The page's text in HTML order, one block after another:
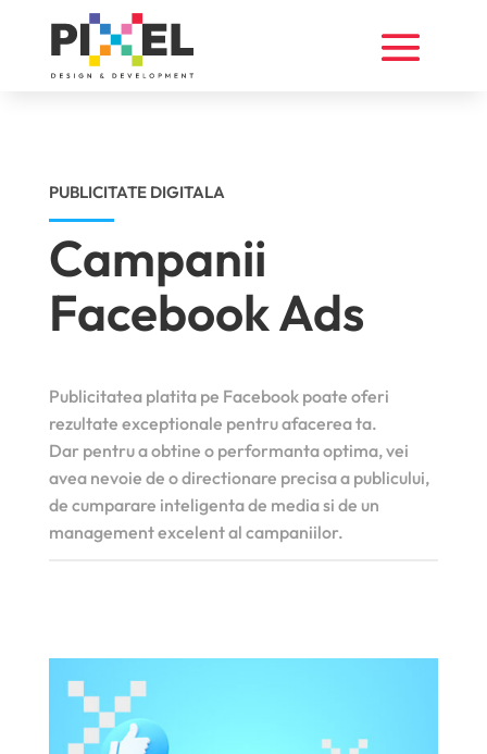
PUBLICITATE DIGITALA
Campanii
Facebook Ads
Publicitatea platita pe Facebook poate oferi
rezultate exceptionale pentru afacerea ta.
Dar pentru a obtine o performanta optima, vei
avea nevoie de o directionare precisa a publicului,
de cumparare inteligenta de media si de un
management excelent al campaniilor.